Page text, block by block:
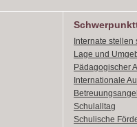
Internate stellen
Lage und
Pädagogischer
Internationale
Schulalltag
Schulische